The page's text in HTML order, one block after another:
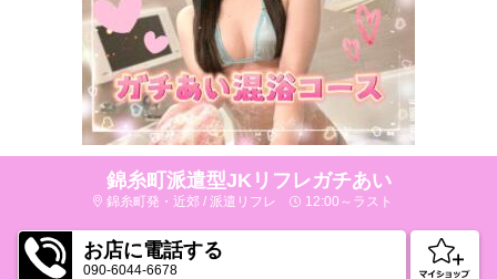
錦糸町派遣型JKリフレガチあい
錦糸町発・近郊 / 派遣リフレ 12:00～ラスト
お店に電話する
090-6044-6678